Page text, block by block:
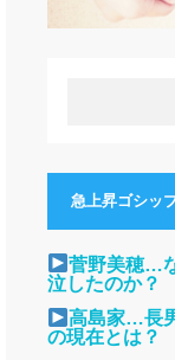
急上昇ゴシッ
菅野美穂…
泣したのか？
高島家…長
の現在とは？